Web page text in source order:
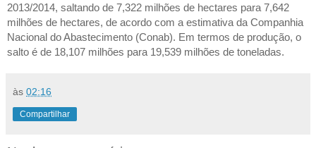
2013/2014, saltando de 7,322 milhões de hectares para 7,642
milhões de hectares, de acordo com a estimativa da Companhia
Nacional do Abastecimento (Conab). Em termos de produção, o
salto é de 18,107 milhões para 19,539 milhões de toneladas.
às 02:16
Compartilhar